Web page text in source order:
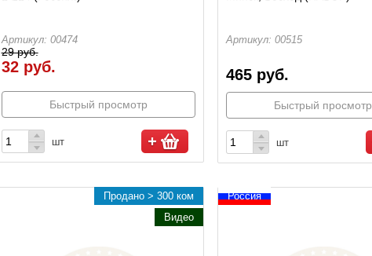
Артикул: 00474
29 руб.
32 руб.
Быстрый просмотр
шт
Артикул: 00515
465 руб.
Быстрый просмотр
шт
Продано > 300 ком
Видео
Россия